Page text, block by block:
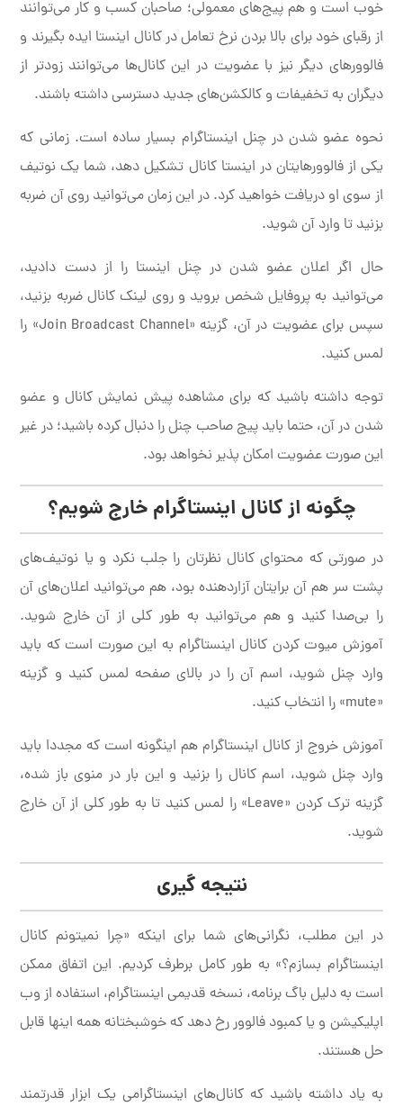
خوب است و هم پیج‌های معمولی؛ صاحبان کسب و کار می‌توانند
از رقبای خود برای بالا بردن نرخ تعامل در کانال اینستا ایده بگیرند و
فالوورهای دیگر نیز با عضویت در این کانال‌ها می‌توانند زودتر از
دیگران به تخفیفات و کالکشن‌های جدید دسترسی داشته باشند.
نحوه عضو شدن در چنل اینستاگرام بسیار ساده است. زمانی که
یکی از فالوورهایتان در اینستا کانال تشکیل دهد، شما یک نوتیف
از سوی او دریافت خواهید کرد. در این زمان می‌توانید روی آن ضربه
بزنید تا وارد آن شوید.
حال اگر اعلان عضو شدن در چنل اینستا را از دست دادید،
می‌توانید به پروفایل شخص بروید و روی لینک کانال ضربه بزنید،
سپس برای عضویت در آن، گزینه «Join Broadcast Channel» را
لمس کنید.
توجه داشته باشید که برای مشاهده پیش نمایش کانال و عضو
شدن در آن، حتما باید پیج صاحب چنل را دنبال کرده باشید؛ در غیر
این صورت عضویت امکان پذیر نخواهد بود.
چگونه از کانال اینستاگرام خارج شویم؟
در صورتی که محتوای کانال نظرتان را جلب نکرد و یا نوتیف‌های
پشت سر هم آن برایتان آزاردهنده بود، هم می‌توانید اعلان‌های آن
را بی‌صدا کنید و هم می‌توانید به طور کلی از آن خارج شوید.
آموزش میوت کردن کانال اینستاگرام به این صورت است که باید
وارد چنل شوید، اسم آن را در بالای صفحه لمس کنید و گزینه
«mute» را انتخاب کنید.
آموزش خروج از کانال اینستاگرام هم اینگونه است که مجددا باید
وارد چنل شوید، اسم کانال را بزنید و این بار در منوی باز شده،
گزینه ترک کردن «Leave» را لمس کنید تا به طور کلی از آن خارج
شوید.
نتیجه گیری
در این مطلب، نگرانی‌های شما برای اینکه «چرا نمیتونم کانال
اینستاگرام بسازم؟» به طور کامل برطرف کردیم. این اتفاق ممکن
است به دلیل باگ برنامه، نسخه قدیمی اینستاگرام، استفاده از وب
اپلیکیشن و یا کمبود فالوور رخ دهد که خوشبختانه همه اینها قابل
حل هستند.
به یاد داشته باشید که کانال‌های اینستاگرامی یک ابزار قدرتمند